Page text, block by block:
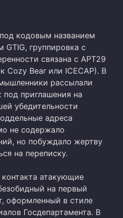
кодовым названием
группировка с
связана с APT29
Cozy Bear или ICECAP). В
рассылали
приглашения на
убедительности
адреса
не содержало
но побуждало жертву
на переписку.
атакующие
на первый
оформленный в стиле
Госдепартамента. В